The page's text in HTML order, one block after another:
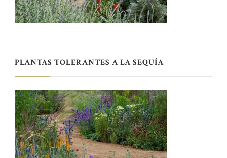
PLANTAS TOLERANTES A LA SEQUÍA